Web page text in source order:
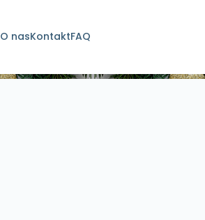
O nasKontaktFAQ